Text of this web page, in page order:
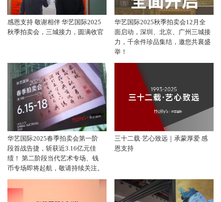
感恩支持 敬谢相伴 华艺国际2025
秋季拍卖会，三城接力，圆满收官
华艺国际2025秋季拍卖会12月全
面启动，深圳、北京、广州三城接
力，千余件珍品集结，邀您共襄盛
举！
华艺国际2025春季拍卖会第一阶
段首战告捷，斩获近3.16亿元佳
绩！ 第二阶段当代艺术专场、钱
币专场即将起航，敬请持续关注。
三十二载·艺心致远｜承蒙厚爱 感
恩支持